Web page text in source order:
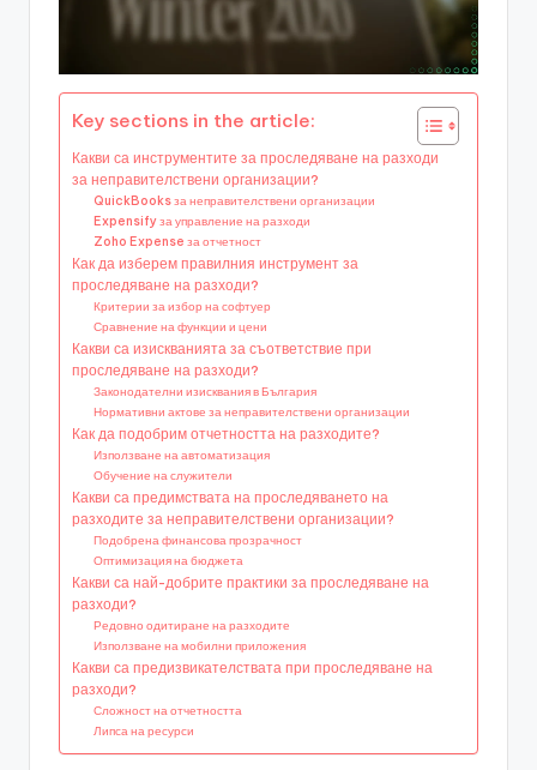
Key sections in the article:
Какви са инструментите за проследяване на разходи
за неправителствени организации?
QuickBooks за неправителствени организации
Expensify за управление на разходи
Zoho Expense за отчетност
Как да изберем правилния инструмент за
проследяване на разходи?
Критерии за избор на софтуер
Сравнение на функции и цени
Какви са изискванията за съответствие при
проследяване на разходи?
Законодателни изисквания в България
Нормативни актове за неправителствени организации
Как да подобрим отчетността на разходите?
Използване на автоматизация
Обучение на служители
Какви са предимствата на проследяването на
разходите за неправителствени организации?
Подобрена финансова прозрачност
Оптимизация на бюджета
Какви са най-добрите практики за проследяване на
разходи?
Редовно одитиране на разходите
Използване на мобилни приложения
Какви са предизвикателствата при проследяване на
разходи?
Сложност на отчетността
Липса на ресурси